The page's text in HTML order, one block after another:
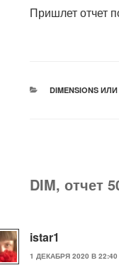
Пришлет отчет
РУБРИКИ
DIMENSIONS
DIM, отчет
istar1
1 ДЕКАБРЯ 2020 В 22:40